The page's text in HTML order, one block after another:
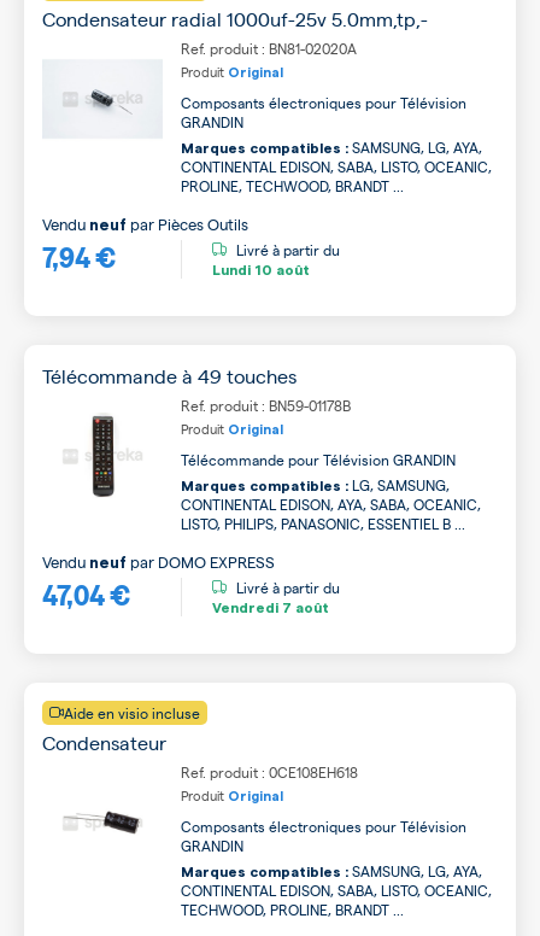
Condensateur radial 1000uf-25v 5.0mm,tp,-
Ref. produit : BN81-02020A
Produit Original
Composants électroniques pour Télévision
GRANDIN
Marques compatibles : SAMSUNG, LG, AYA,
CONTINENTAL EDISON, SABA, LISTO, OCEANIC,
PROLINE, TECHWOOD, BRANDT ...
7,94 €
Vendu neuf par Pièces Outils
Livré à partir du
Lundi 10 août
Télécommande à 49 touches
Ref. produit : BN59-01178B
Produit Original
Télécommande pour Télévision GRANDIN
Marques compatibles : LG, SAMSUNG,
CONTINENTAL EDISON, AYA, SABA, OCEANIC,
LISTO, PHILIPS, PANASONIC, ESSENTIEL B ...
47,04 €
Vendu neuf par DOMO EXPRESS
Livré à partir du
Vendredi 7 août
Aide en visio incluse
Condensateur
Ref. produit : 0CE108EH618
Produit Original
Composants électroniques pour Télévision
GRANDIN
Marques compatibles : SAMSUNG, LG, AYA,
CONTINENTAL EDISON, SABA, LISTO, OCEANIC,
TECHWOOD, PROLINE, BRANDT ...